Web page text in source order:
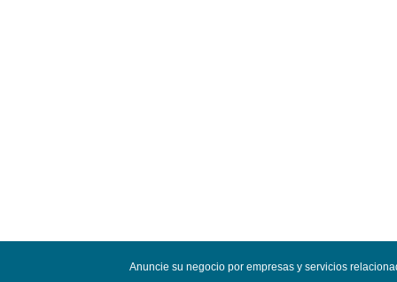
Anuncie su negocio por empresas y servicios